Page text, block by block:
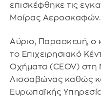
επισκέφθηκε τις
Μοίρας
Αύριο, Παρασκευή, ο
το Επιχειρησιακό
Οχήματα (CEOV) στη
Λισσαβώνας καθώς
Ευρωπαϊκής